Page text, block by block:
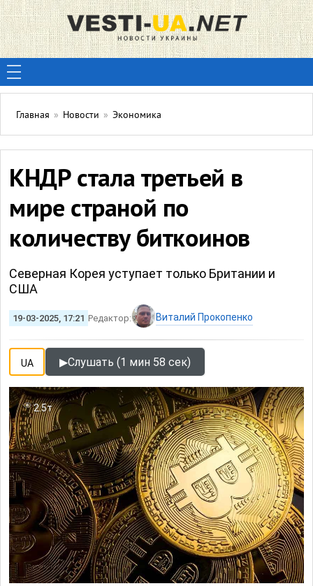
Главная » Новости » Экономика
КНДР стала третьей в
мире страной по
количеству биткоинов
Северная Корея уступает только Британии и
США
19-03-2025, 17:21 Редактор: Виталий Прокопенко
UA ▶Слушать (1 мин 58 сек)
2.5т